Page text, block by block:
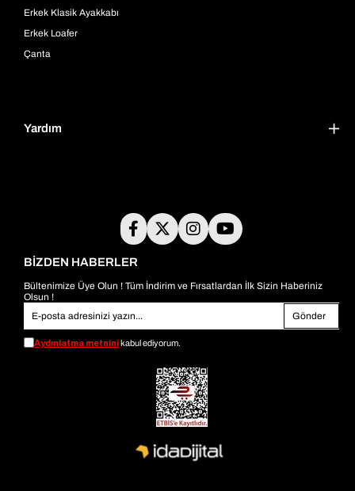
Erkek Klasik Ayakkabı
Erkek Loafer
Çanta
Yardım
BİZDEN HABERLER
Bültenimize Üye Olun ! Tüm İndirim ve Fırsatlardan İlk Sizin Haberiniz
Olsun !
Gönder
Aydınlatma metninikabul ediyorum.